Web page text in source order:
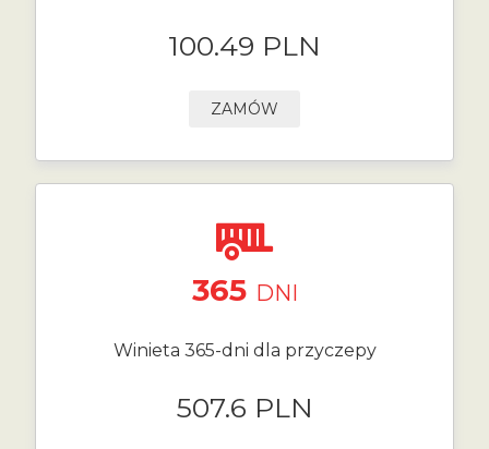
100.49 PLN
ZAMÓW
365 DNI
Winieta 365-dni dla przyczepy
507.6 PLN